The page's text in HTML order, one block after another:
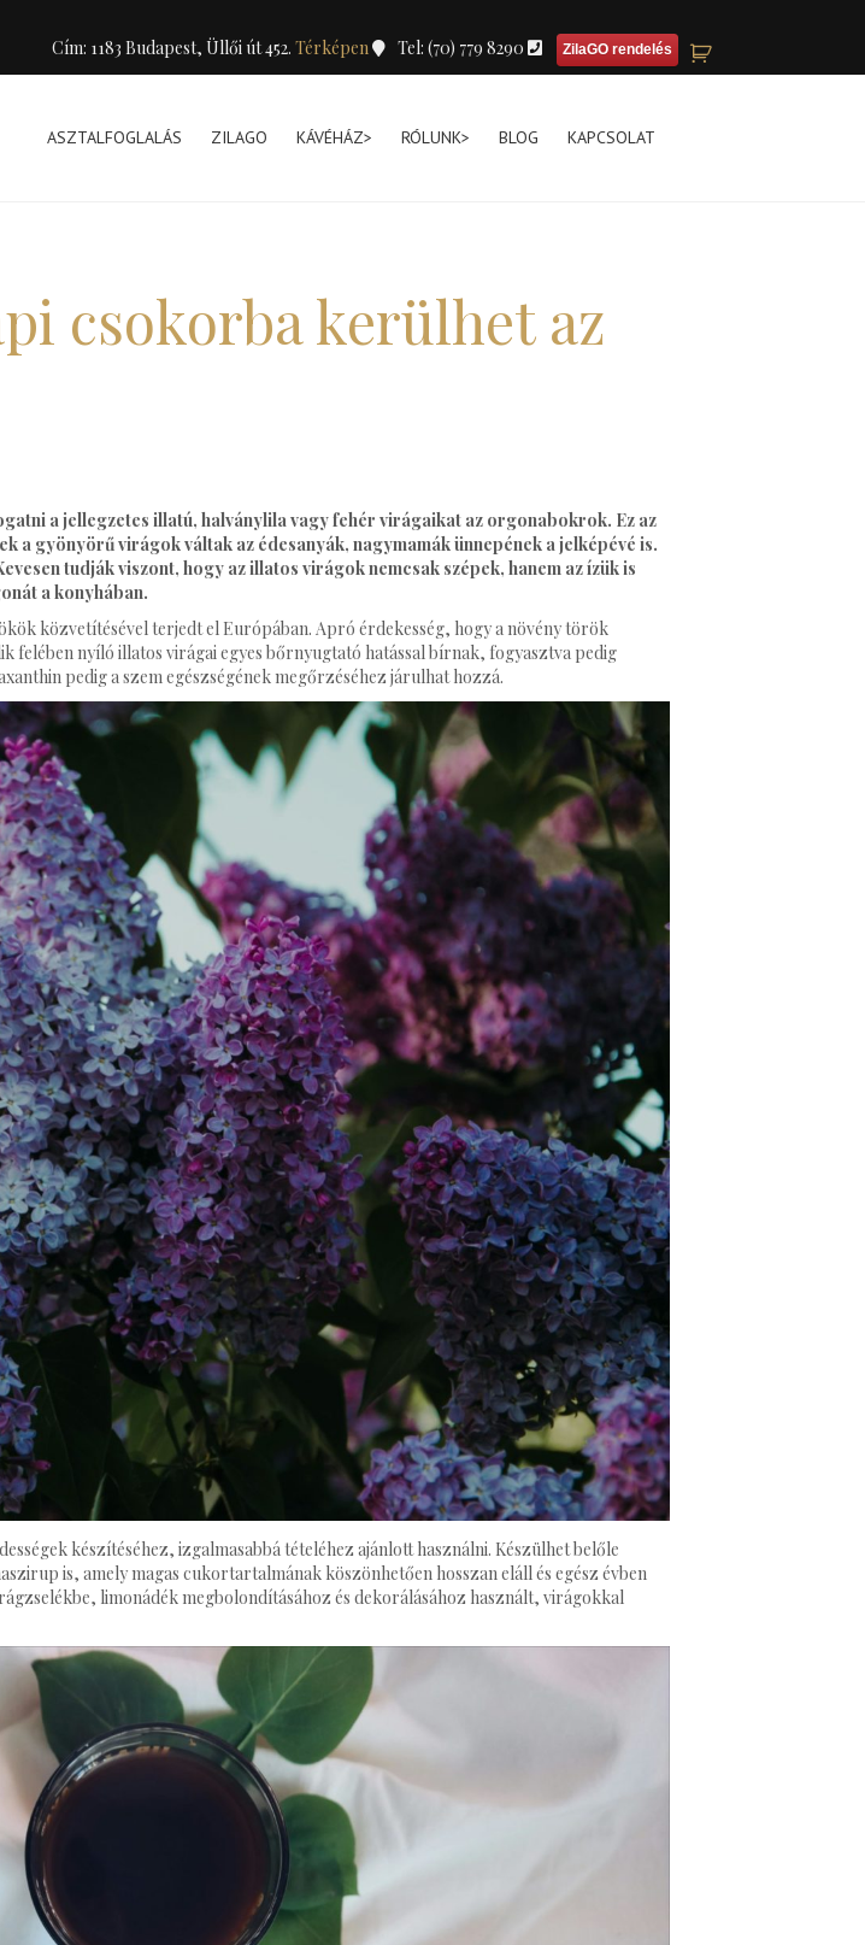
Cím: 1183 Budapest, Üllői út 452. Térképen Tel: (70) 779 8290 ZilaGO rendelés
ASZTALFOGLALÁS ZILAGO KÁVÉHÁZ> RÓLUNK> BLOG KAPCSOLAT
csokorba kerülhet az
a jellegzetes illatú, halványlila vagy fehér virágaikat az orgonabokrok. Ez az
a gyönyörű virágok váltak az édesanyák, nagymamák ünnepének a jelképévé is.
tudják viszont, hogy az illatos virágok nemcsak szépek, hanem az ízük is
a konyhában.
közvetítésével terjedt el Európában. Apró érdekesség, hogy a növény török
felében nyíló illatos virágai egyes bőrnyugtató hatással bírnak, fogyasztva pedig
pedig a szem egészségének megőrzéséhez járulhat hozzá.
készítéséhez, izgalmasabbá tételéhez ajánlott használni. Készülhet belőle
is, amely magas cukortartalmának köszönhetően hosszan eláll és egész évben
limonádék megbolondításához és dekorálásához használt, virágokkal